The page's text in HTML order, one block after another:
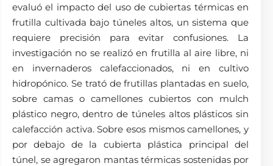
evaluó el impacto del uso de cubiertas térmicas en
frutilla cultivada bajo túneles altos, un sistema que
requiere precisión para evitar confusiones. La
investigación no se realizó en frutilla al aire libre, ni
en invernaderos calefaccionados, ni en cultivo
hidropónico. Se trató de frutillas plantadas en suelo,
sobre camas o camellones cubiertos con mulch
plástico negro, dentro de túneles altos plásticos sin
calefacción activa. Sobre esos mismos camellones, y
por debajo de la cubierta plástica principal del
túnel, se agregaron mantas térmicas sostenidas por